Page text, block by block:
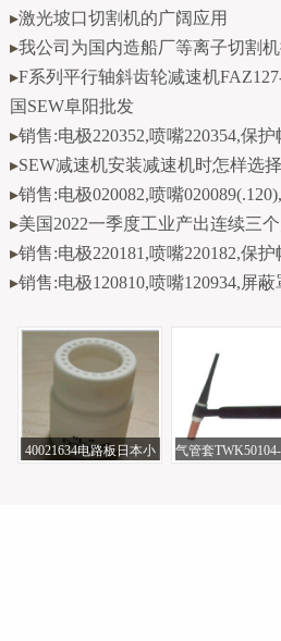
▸激光坡口切割机的广阔应用
▸我公司为国内造船厂等离子切割
▸F系列平行轴斜齿轮减速机
国SEW阜阳批发
▸销售:电极220352,喷嘴220354,保
▸SEW减速机安装减速机时怎样选
▸销售:电极020082,喷嘴
▸美国2022一季度工业产出连续三
▸销售:电极220181,喷嘴220182,保
▸销售:电极120810,喷嘴120934,屏
40021634电路板日本小
气管套TWK50104-